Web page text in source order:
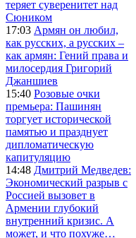
теряет суверенитет над
Сюником
17:03 Армян он любил,
как русских, а русских –
как армян: Гений права и
милосердия Григорий
Джаншиев
15:40 Розовые очки
премьера: Пашинян
торгует исторической
памятью и празднует
дипломатическую
капитуляцию
14:48 Дмитрий Медведев:
Экономический разрыв с
Россией вызовет в
Армении глубокий
внутренний кризис. А
может, и что похуже…